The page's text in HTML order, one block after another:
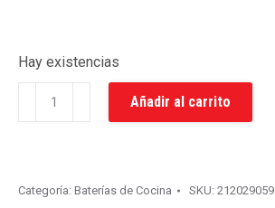
Hay existencias
Batería
5
Añadir al carrito
Categoría: Baterías de Cocina SKU: 212029059